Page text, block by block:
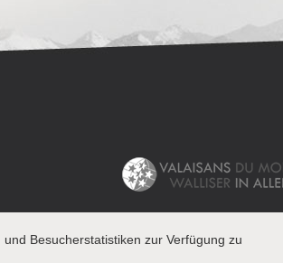
Besucherstatistiken zur Verfügung zu